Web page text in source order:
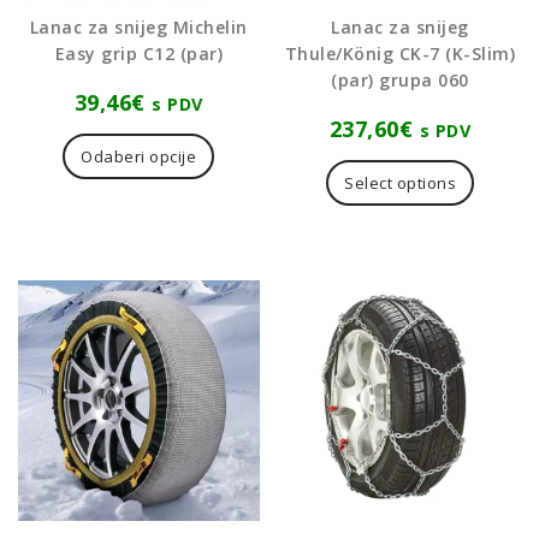
Lanac za snijeg Michelin
Easy grip C12 (par)
39,46€ s PDV
Odaberi opcije
proizvod
mogu
odabrati
na
stranici
proizvoda
Lanac za snijeg
Thule/König CK-7 (K-Slim)
(par) grupa 060
237,60€ s PDV
Select options